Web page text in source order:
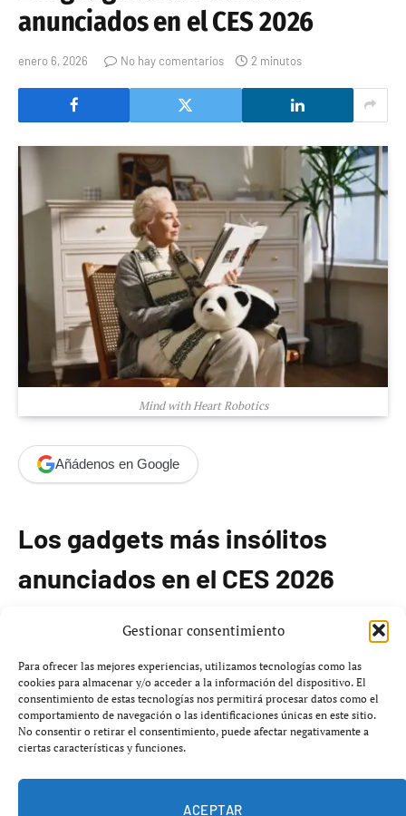
Gestionar consentimiento
Para ofrecer las mejores experiencias, utilizamos tecnologías como las
cookies para almacenar y/o acceder a la información del dispositivo. El
consentimiento de estas tecnologías nos permitirá procesar datos como el
comportamiento de navegación o las identificaciones únicas en este sitio.
No consentir o retirar el consentimiento, puede afectar negativamente a
ciertas características y funciones.
ACEPTAR
anunciados en el CES 2026
enero 6, 2026 No hay comentarios 2 minutos
Mind with Heart Robotics
Añádenos en Google
Los gadgets más insólitos
anunciados en el CES 2026
El CES 2026 ha sido testigo de la presentación de
serie de dispositivos peculiares que muestran la
creatividad de los desarrolladores en el sector.
Una compañera de anime holográfica